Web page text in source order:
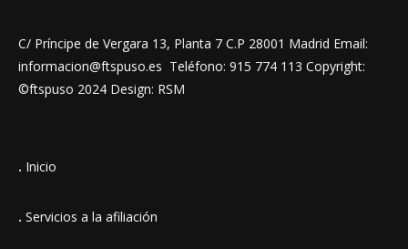
C/ Príncipe de Vergara 13, Planta 7 C.P 28001 Madrid Email:
informacion@ftspuso.es Teléfono: 915 774 113 Copyright:
©ftspuso 2024 Design: RSM
. Inicio
. Servicios a la afiliación